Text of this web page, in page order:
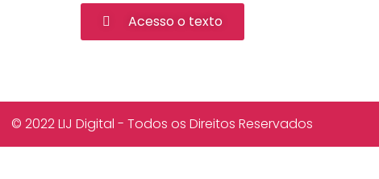
Acesso o texto
© 2022 LIJ Digital - Todos os Direitos Reservados